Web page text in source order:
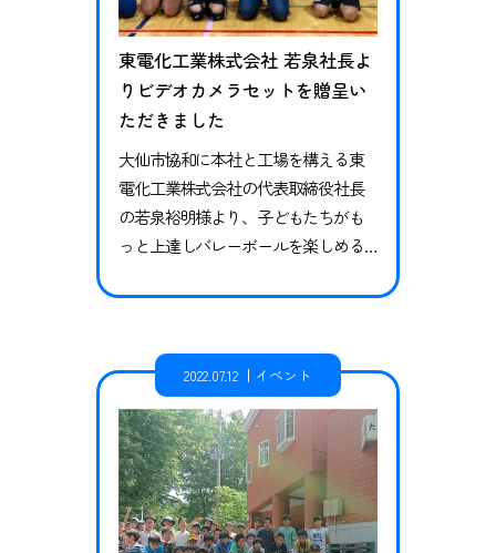
東電化工業株式会社 若泉社長よ
りビデオカメラセットを贈呈い
ただきました
大仙市協和に本社と工場を構える東
電化工業株式会社の代表取締役社長
の若泉裕明様より、子どもたちがも
っと上達しバレーボールを楽しめる
いただきました。 自身も大学までバ
ら激励の言葉をいただきました。 東
電化工業株式会社様は株式会社ブラ
ウブリッツ秋田のユメスクスポンサ
ーとして、長きにわたりご支援いた
だいており、新鮮野菜をソユースタ
ジアムで販売…
2022.07.12 イベント